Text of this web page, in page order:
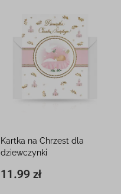
Kartka na Chrzest dla
dziewczynki
11.99 zł
11,8 x 16,3 cm